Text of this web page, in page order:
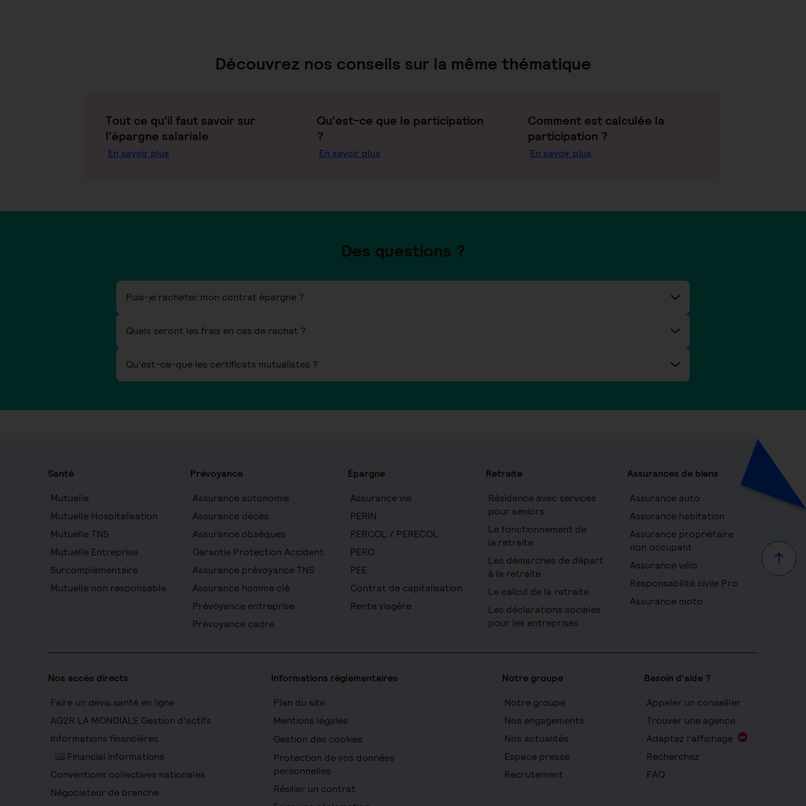
Découvrez nos conseils sur la même thématique
Tout ce qu'il faut savoir sur
l'épargne salariale
En savoir plus
Qu'est-ce que le participation
?
En savoir plus
Comment est calculée la
participation ?
En savoir plus
Des questions ?
Puis-je racheter mon contrat épargne ?
Quels seront les frais en cas de rachat ?
Qu'est-ce-que les certificats mutualistes ?
Haut
Santé
Mutuelle
Mutuelle Hospitalisation
Mutuelle TNS
Mutuelle Entreprise
Surcomplémentaire
Mutuelle non responsable
Prévoyance
Assurance autonomie
Assurance décès
Assurance obsèques
Garantie Protection Accident
Assurance prévoyance TNS
Assurance homme clé
Prévoyance entreprise
Prévoyance cadre
Épargne
Assurance vie
PERIN
PERCOL / PERECOL
PERO
PEE
Contrat de capitalisation
Rente viagère
Retraite
Résidence avec services
pour seniors
Le fonctionnement de
la retraite
Les démarches de départ
à la retraite
Le calcul de la retraite
Les déclarations sociales
pour les entreprises
Assurances de biens
Assurance auto
Assurance habitation
Assurance propriétaire
non occupant
Assurance vélo
Responsabilité civile Pro
Assurance moto
Nos accès directs
Faire un devis santé en ligne
AG2R LA MONDIALE Gestion d’actifs
Informations financières
Financial informations
Conventions collectives nationales
Négociateur de branche
Informations réglementaires
Plan du site
Mentions légales
Gestion des cookies
Protection de vos données
personnelles
Résilier un contrat
Notre groupe
Notre groupe
Nos engagements
Nos actualités
Espace presse
Recrutement
Besoin d'aide ?
Appeler un conseiller
Trouver une agence
Adaptez l'affichage
Recherchez
FAQ